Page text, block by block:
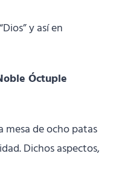
y así en
Óctuple
mesa de ocho patas
Dichos aspectos,